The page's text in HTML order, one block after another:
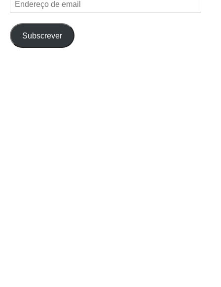
de
email
Subscrever